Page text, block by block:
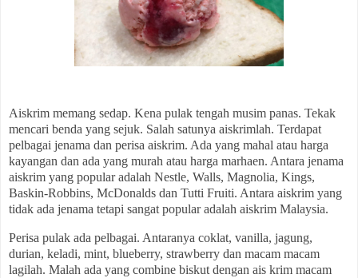
Aiskrim memang sedap. Kena pulak tengah musim panas. Tekak
mencari benda yang sejuk. Salah satunya aiskrimlah. Terdapat
pelbagai jenama dan perisa aiskrim. Ada yang mahal atau harga
kayangan dan ada yang murah atau harga marhaen. Antara jenama
aiskrim yang popular adalah Nestle, Walls, Magnolia, Kings,
Baskin-Robbins, McDonalds dan Tutti Fruiti. Antara aiskrim yang
tidak ada jenama tetapi sangat popular adalah aiskrim Malaysia.
Perisa pulak ada pelbagai. Antaranya coklat, vanilla, jagung,
durian, keladi, mint, blueberry, strawberry dan macam macam
lagilah. Malah ada yang combine biskut dengan ais krim macam